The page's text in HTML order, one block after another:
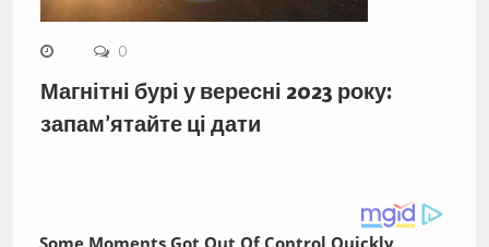
0
Магнітні бурі у вересні 2023 року:
запам’ятайте ці дати
Some Moments Got Out Of Control Quickly